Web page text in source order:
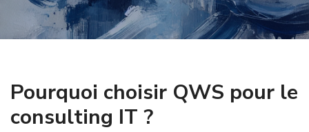
Pourquoi choisir QWS pour le
consulting IT ?